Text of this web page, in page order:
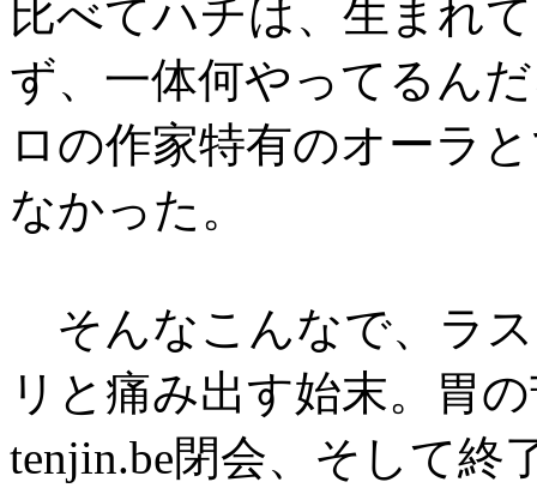
比べてハチは、生まれ
ず、一体何やってるん
ロの作家特有のオーラ
なかった。
そんなこんなで、ラ
リと痛み出す始末。胃
tenjin.be閉会、そして終